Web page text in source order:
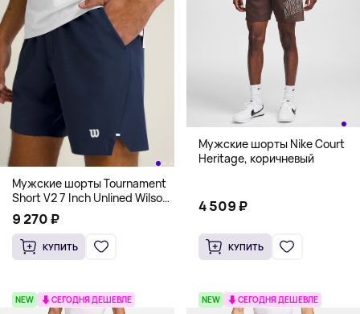
Мужские шорты Tournament
Short V2 7 Inch Unlined Wilson,
синий
9 270 ₽
КУПИТЬ
Мужские шорты Nike Court
Heritage, коричневый
4 509 ₽
КУПИТЬ
NEW СЕГОДНЯ ДЕШЕВЛЕ NEW СЕГОДНЯ ДЕШЕВЛЕ